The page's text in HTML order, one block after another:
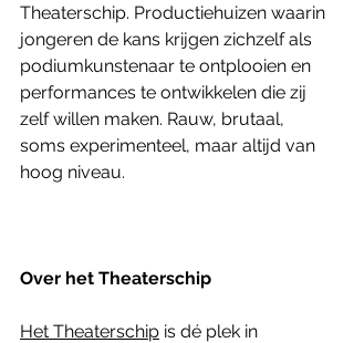
Theaterschip. Productiehuizen waarin
jongeren de kans krijgen zichzelf als
podiumkunstenaar te ontplooien en
performances te ontwikkelen die zij
zelf willen maken. Rauw, brutaal,
soms experimenteel, maar altijd van
hoog niveau.
Over het Theaterschip
Het Theaterschip is dé plek in